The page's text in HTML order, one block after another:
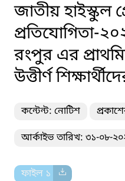
জাতীয় হাইস্কুল
প্রতিযোগিতা-
রংপুর এর
উত্তীর্ণ
কন্টেন্ট: নোটিশ
আর্কাইভ তারিখ: ৩১-০৮-
ফাইল ১